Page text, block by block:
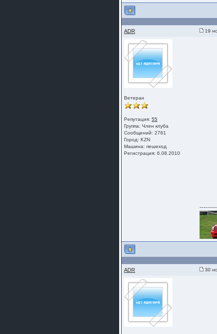
ADR 19
Ветеран
Репутация: 55
Группа: Член клуба
Сообщений: 2761
Город: KZN
Машина: пешеход
Регистрация: 6.08.2010
ADR 30